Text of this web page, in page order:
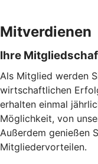
Mitverdienen
Ihre
Als Mitglied werden
wirtschaftlichen
erhalten einmal
Möglichkeit, von
Außerdem genießen
Mitgliedervorteilen.